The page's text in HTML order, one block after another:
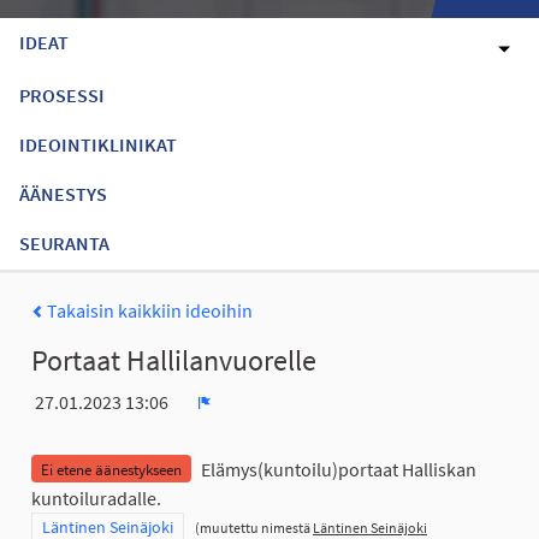
IDEAT
PROSESSI
IDEOINTIKLINIKAT
ÄÄNESTYS
SEURANTA
Takaisin kaikkiin ideoihin
Portaat Hallilanvuorelle
27.01.2023 13:06
Ei etene äänestykseen
Elämys(kuntoilu)portaat Halliskan
kuntoiluradalle.
Rajaa tulokset teeman mukaan: Läntinen Seinäjoki
Läntinen Seinäjoki (muutettu nimestä Läntinen Seinäjoki